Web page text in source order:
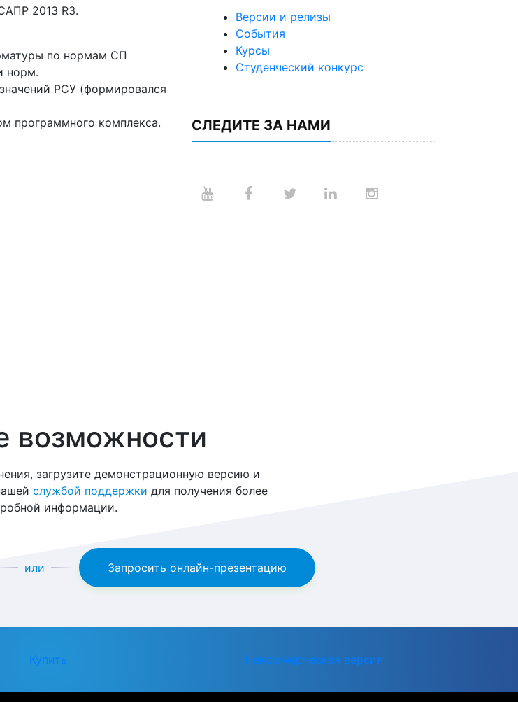
2013 R3.
по нормам СП
норм.
РСУ (формировался
программного комплекса.
Версии и релизы
События
Курсы
Студенческий конкурс
СЛЕДИТЕ ЗА НАМИ
возможности
загрузите демонстрационную версию и
службой поддержки для получения более
информации.
или Запросить онлайн-презентацию
Купить Некоммерческая версия